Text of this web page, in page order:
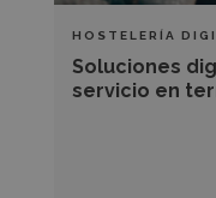
HOSTELERÍA
Soluciones
servicio en